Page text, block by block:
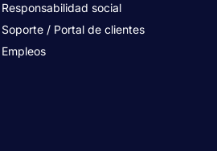
Responsabilidad social
Soporte / Portal de clientes
Empleos